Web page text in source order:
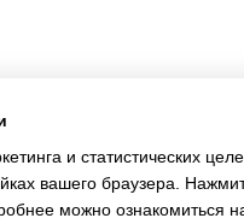
и статистических
вашего браузера.
можно ознакомиться